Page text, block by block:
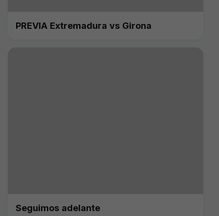
PREVIA Extremadura vs Girona
Seguimos adelante